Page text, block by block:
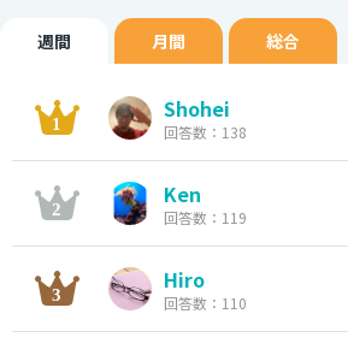
週間 月間 総合
Shohei
回答数：138
Ken
回答数：119
Hiro
回答数：110